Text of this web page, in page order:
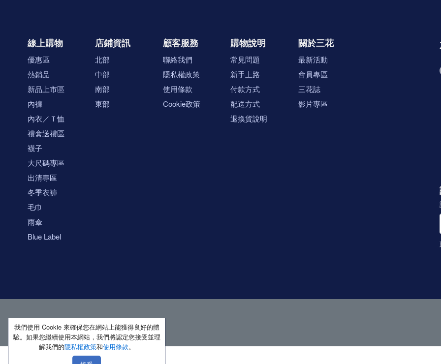
線上購物
優惠區
熱銷品
新品上市區
內褲
內衣／Ｔ恤
禮盒送禮區
襪子
大尺碼專區
出清專區
冬季衣褲
毛巾
雨傘
Blue Label
店鋪資訊
北部
中部
南部
東部
顧客服務
聯絡我們
隱私權政策
使用條款
Cookie政策
購物說明
常見問題
新手上路
付款方式
配送方式
退換貨說明
關於三花
最新活動
會員專區
三花誌
影片專區
我們使用 Cookie 來確保您在網站上能獲得良好的體
驗。如果您繼續使用本網站，我們將認定您接受並理
解我們的隱私權政策和使用條款。